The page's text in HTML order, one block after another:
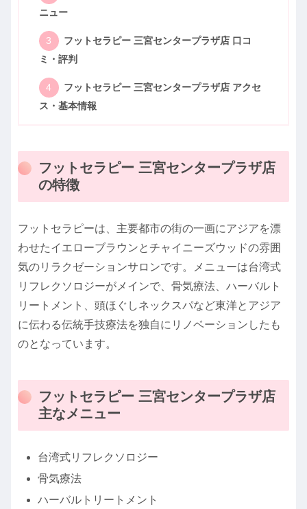
ニュー
フットセラピー 三宮センタープラザ店 口コ
ミ・評判
フットセラピー 三宮センタープラザ店 アクセ
ス・基本情報
フットセラピー 三宮センタープラザ店
の特徴
フットセラピーは、主要都市の街の一画にアジアを漂
わせたイエローブラウンとチャイニーズウッドの雰囲
気のリラクゼーションサロンです。メニューは台湾式
リフレクソロジーがメインで、骨気療法、ハーバルト
リートメント、頭ほぐしネックスパなど東洋とアジア
に伝わる伝統手技療法を独自にリノベーションしたも
のとなっています。
フットセラピー 三宮センタープラザ店
主なメニュー
台湾式リフレクソロジー
骨気療法
ハーバルトリートメント